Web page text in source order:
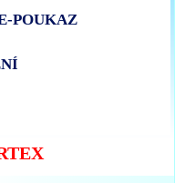
POUKAZ